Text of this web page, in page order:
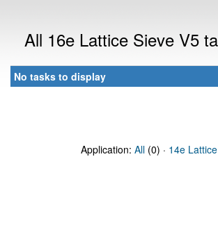
All 16e Lattice Sieve V5
No tasks to display
Application: All (0) · 14e